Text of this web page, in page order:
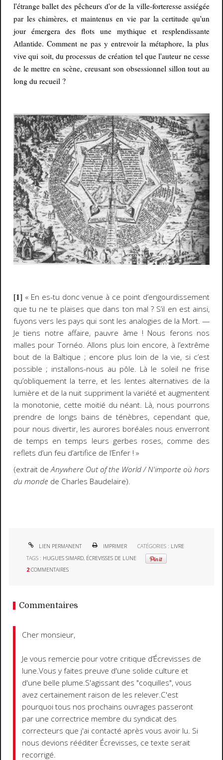
l'étrange ballet des pêcheurs d'or de la ville-forteresse assiégée
par les chimères,et maintenus en vie par la certitude qu'un
jour émergera des flots une mythiqueet resplendissante
Atlantide. Comment ne pas y entrevoir la métaphore, la plus
vive qui soit, du processus de création tel que l'auteur ne cesse
de le mettre en scène, creusant son obsessionnel sillon tout au
long du recueil ?
[1] « En es-tu donc venue à ce point d’engourdissement
que tu ne te plaises que dans ton mal ? S’il en est ainsi,
fuyons vers les pays qui sont les analogies de la Mort. —
Je tiens notre affaire, pauvre âme ! Nous ferons nos
malles pour Tornéo. Allons plus loin encore, à l’extrême
bout de la Baltique ; encore plus loin de la vie, si c’est
possible ; installons-nous au pôle. Là le soleil ne frise
qu’obliquement la terre, et les lentes alternatives de la
lumière et de la nuit suppriment la variété et augmentent
la monotonie, cette moitié du néant. Là, nous pourrons
prendre de longs bains de ténèbres, cependant que,
pour nous divertir, les aurores boréales nous enverront
de temps en temps leurs gerbes roses, comme des
reflets d’un feu d’artifice de l’Enfer ! »
(extrait deAnywhere Out of the World / N'importe où hors
du monde de Charles Baudelaire).
LIEN PERMANENT IMPRIMER CATÉGORIES : LIVRE
TAGS : HUGUES SIMARD, ÉCREVISSES DE LUNE
2 COMMENTAIRES
Commentaires
Cher monsieur,
Je vous remercie pour votre critique d’Écrevisses de
lune.Vous y faites preuve d'une solide culture et
d'une belle plume.S'agissant des "coquilles", vous
avez certainement raison de les relever.C'est
pourquoi tous nos prochains ouvrages passeront
par une correctrice membre du syndicat des
correcteurs que j'ai contacté après vous avoir lu. Si
nous devions rééditer Écrevisses, ce texte serait
recorrigé.